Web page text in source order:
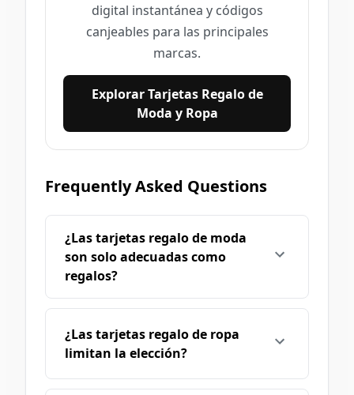
digital instantánea y códigos
canjeables para las principales
marcas.
Explorar Tarjetas Regalo de
Moda y Ropa
Frequently Asked Questions
¿Las tarjetas regalo de moda
son solo adecuadas como
regalos?
¿Las tarjetas regalo de ropa
limitan la elección?